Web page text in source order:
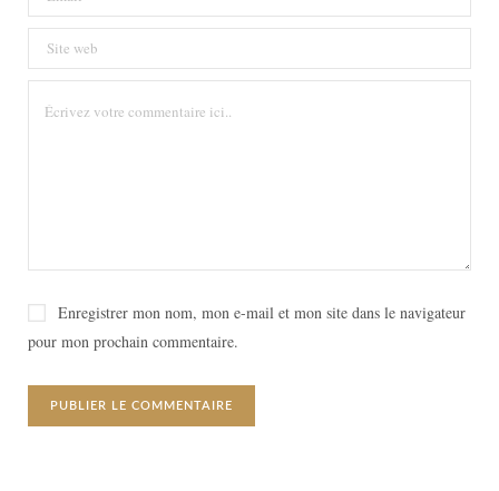
Enregistrer mon nom, mon e-mail et mon site dans le navigateur
pour mon prochain commentaire.